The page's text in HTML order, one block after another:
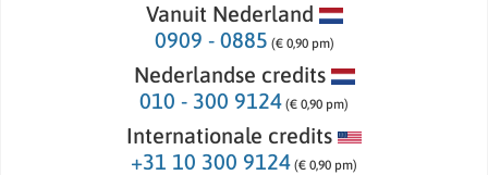
Vanuit Nederland
0909 - 0885 (€ 0,90 pm)
Nederlandse credits
010 - 300 9124 (€ 0,90 pm)
Internationale credits
+31 10 300 9124 (€ 0,90 pm)